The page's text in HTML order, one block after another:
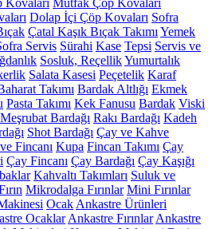
Kovaları Mutfak Çöp Kovaları
Dolap İçi Çöp Kovaları Sofra
Çatal Kaşık Bıçak Takımı Yemek
Servis Sürahi Kase Tepsi Servis ve
Sosluk, ReçellikYumurtalık
Salata Kasesi Peçetelik Karaf
Takımı Bardak Altlığı Ekmek
Pasta Takımı Kek Fanusu Bardak Viski
Meşrubat Bardağı Rakı Bardağı Kadeh
Shot Bardağı Çay ve Kahve
Fincanı Kupa Fincan Takımı Çay
Çay Fincanı Çay Bardağı Çay Kaşığı
Kahvaltı Takımları Suluk ve
Mikrodalga Fırınlar Mini Fırınlar
Ocak Ankastre Ürünleri
Ocaklar Ankastre Fırınlar Ankastre